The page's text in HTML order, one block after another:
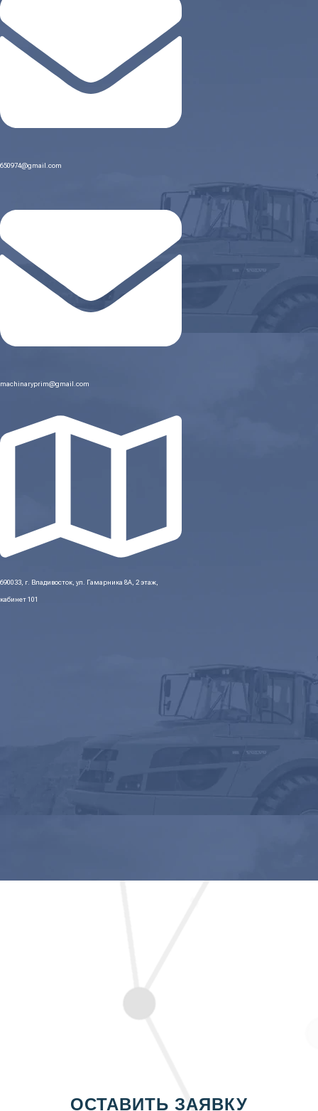
650974@gmail.com
machinaryprim@gmail.com
690033, г. Владивосток, ул. Гамарника 8А, 2 этаж,
кабинет 101
ОСТАВИТЬ ЗАЯВКУ